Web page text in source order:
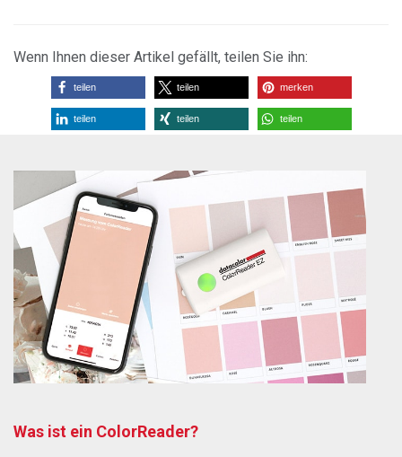
Wenn Ihnen dieser Artikel gefällt, teilen Sie ihn:
teilen teilen merken
teilen teilen teilen
Was ist ein ColorReader?